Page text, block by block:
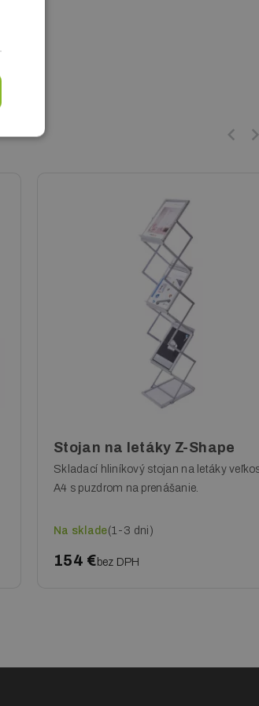
Stojan na letáky Z-Shape
Skladací hliníkový stojan na letáky
A4 s puzdrom na prenášanie.
Na sklade(1-3 dni)
154 €bez DPH